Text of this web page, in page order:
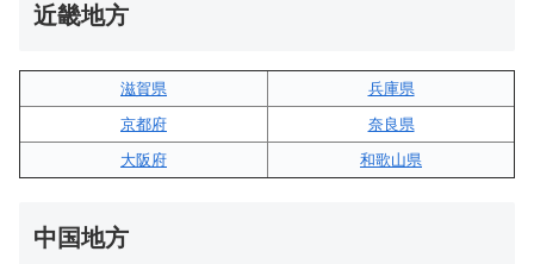
近畿地方
滋賀県
兵庫県
京都府
奈良県
大阪府
和歌山県
中国地方